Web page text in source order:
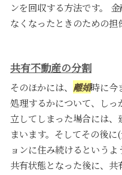
ンを回収する方法です。
なくなったときのための
共有不動産の分割
そのほかには、 離婚時に今
処理するかについて、しっ
立してしまった場合には
まいます。そしてその後
ョンに住み続けるという
共有状態となった後に、